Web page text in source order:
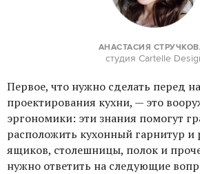
АНАСТАСИЯ
студия Cartelle
Первое, что нужно сделать перед
проектирования кухни, — это
эргономики: эти знания помогут
расположить кухонный гарнитур и
ящиков, столешницы, полок и
нужно ответить на следующие